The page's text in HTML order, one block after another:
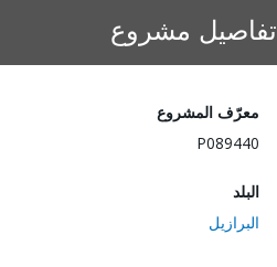
تفاصيل مشروع
معرّف المشروع
P089440
البلد
البرازيل